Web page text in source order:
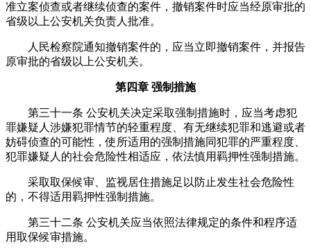
准立案侦查或者继续侦查的案件，撤销案件时应当经原审批的
省级以上公安机关负责人批准。
人民检察院通知撤销案件的，应当立即撤销案件，并报告
原审批的省级以上公安机关。
第四章 强制措施
第三十一条 公安机关决定采取强制措施时，应当考虑犯
罪嫌疑人涉嫌犯罪情节的轻重程度、有无继续犯罪和逃避或者
妨碍侦查的可能性，使所适用的强制措施同犯罪的严重程度、
犯罪嫌疑人的社会危险性相适应，依法慎用羁押性强制措施。
采取取保候审、监视居住措施足以防止发生社会危险性
的，不得适用羁押性强制措施。
第三十二条 公安机关应当依照法律规定的条件和程序适
用取保候审措施。